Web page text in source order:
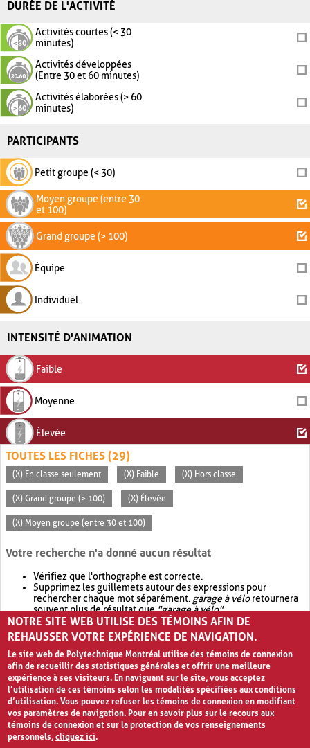
DURÉE DE L'ACTIVITÉ
Activités courtes (< 30
minutes)
Activités développées
(Entre 30 et 60 minutes)
Activités élaborées (> 60
minutes)
PARTICIPANTS
Petit groupe (< 30)
Moyen groupe (entre 30
et 100)
Grand groupe (> 100)
Équipe
Individuel
INTENSITÉ D'ANIMATION
Faible
Moyenne
Élevée
TOUTES LES FICHES (29)
(X) En classe seulement (X) Faible (X) Hors classe
(X) Grand groupe (> 100) (X) Élevée
(X) Moyen groupe (entre 30 et 100)
Votre recherche n'a donné aucun résultat
Vérifiez que l'orthographe est correcte.
Supprimez les guillemets autour des expressions pour
rechercher chaque mot séparément. garage à véloretournera
souvent plus de résultat que"garage à vélo".
Envisagez d'élargir votre recherche avec OR.garage OR vélo
retournera souvent plus de résultat quegarage à vélo
NOTRE SITE WEB UTILISE DES TÉMOINS AFIN DE
REHAUSSER VOTRE EXPÉRIENCE DE NAVIGATION.
Le site web de Polytechnique Montréal utilise des témoins de connexion
afin de recueillir des statistiques générales et offrir une meilleure
expérience à ses visiteurs. En naviguant sur le site, vous acceptez
l’utilisation de ces témoins selon les modalités spécifiées aux conditions
d’utilisation. Vous pouvez refuser les témoins de connexion en modifiant
vos paramètres de navigation. Pour en savoir plus sur le recours aux
témoins de connexion et sur la protection de vos renseignements
personnels,cliquez ici.